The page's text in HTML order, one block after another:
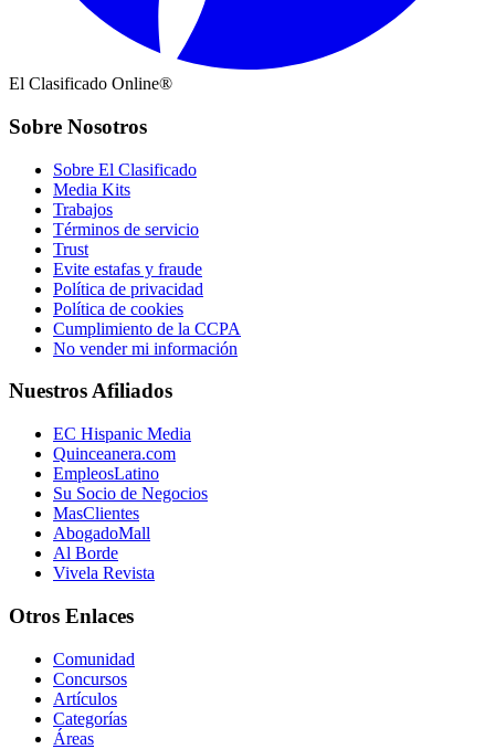
El Clasificado Online®
Sobre Nosotros
Sobre El Clasificado
Media Kits
Trabajos
Términos de servicio
Trust
Evite estafas y fraude
Política de privacidad
Política de cookies
Cumplimiento de la CCPA
No vender mi información
Nuestros Afiliados
EC Hispanic Media
Quinceanera.com
EmpleosLatino
Su Socio de Negocios
MasClientes
AbogadoMall
Al Borde
Vivela Revista
Otros Enlaces
Comunidad
Concursos
Artículos
Categorías
Áreas